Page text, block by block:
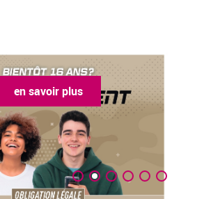
en savoir plus